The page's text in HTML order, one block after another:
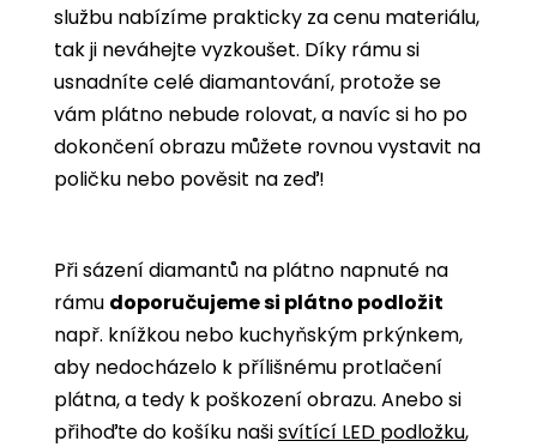
službu nabízíme prakticky za cenu materiálu,
tak ji neváhejte vyzkoušet. Díky rámu si
usnadníte celé diamantování, protože se
vám plátno nebude rolovat, a navíc si ho po
dokončení obrazu můžete rovnou vystavit na
poličku nebo pověsit na zeď!
Při sázení diamantů na plátno napnuté na
rámu doporučujeme si plátno podložit
např. knížkou nebo kuchyňským prkýnkem,
aby nedocházelo k přílišnému protlačení
plátna, a tedy k poškození obrazu. Anebo si
přihoďte do košíku našisvítící LED podložku,